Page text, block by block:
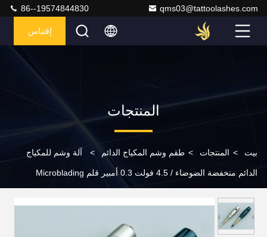
qms03@tattoolashes.com
86--19574844830
إقتباس
المنتجات
بيت > المنتجات > طقم وشم المكياج الدائم > آلة وشم للمكياج
الدائم منخفضة الضوضاء / 4.5 فولت 0.3 أمبير قلم Microblading